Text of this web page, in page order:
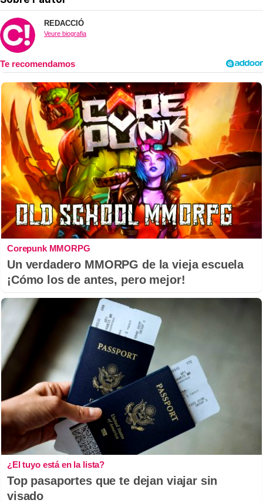
REDACCIÓ
Veure biografia
Corepunk MMORPG
Un verdadero MMORPG de la vieja escuela
¡Cómo los de antes, pero mejor!
¿El tuyo está en la lista?
Top pasaportes que te dejan viajar sin
visado